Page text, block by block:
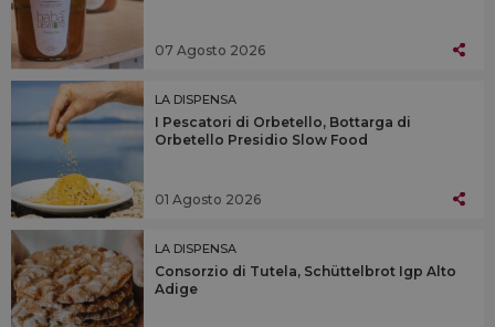
07 Agosto 2026
LA DISPENSA
I Pescatori di Orbetello, Bottarga di
Orbetello Presidio Slow Food
01 Agosto 2026
LA DISPENSA
Consorzio di Tutela, Schüttelbrot Igp Alto
Adige